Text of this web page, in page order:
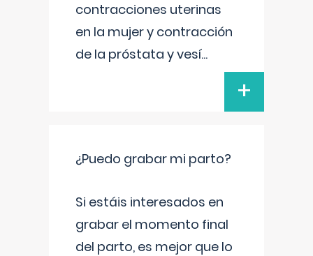
contracciones uterinas
en la mujer y contracción
de la próstata y vesí...
+
¿Puedo grabar mi parto?
Si estáis interesados en
grabar el momento final
del parto, es mejor que lo